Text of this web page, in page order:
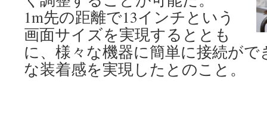
1m先の距離で13インチという
画面サイズを実現するととも
に、様々な機器に簡単に接続が
な装着感を実現したとのこと。